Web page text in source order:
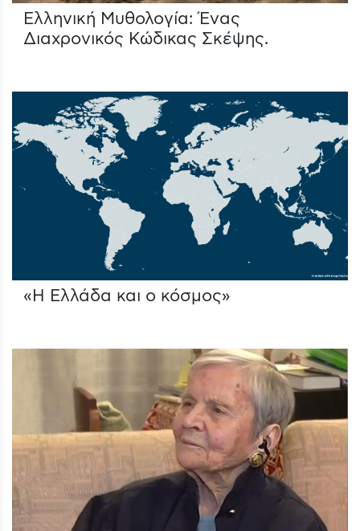
Ελληνική Μυθολογία: Ένας
Διαχρονικός Κώδικας Σκέψης.
«Η Ελλάδα και ο κόσμος»